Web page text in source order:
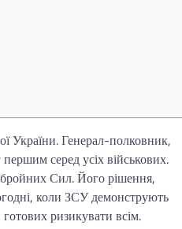
України. Генерал-полковник,
серед усіх військових.
Сил. Його рішення,
коли ЗСУ демонструють
ризикувати всім.